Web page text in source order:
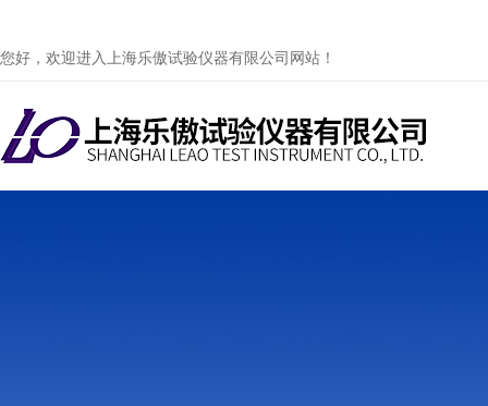
您好，欢迎进入上海乐傲试验仪器有限公司网站！